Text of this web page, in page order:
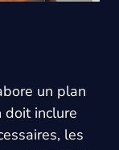
un plan
doit inclure
les